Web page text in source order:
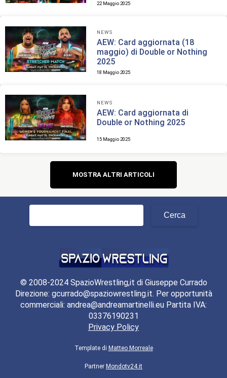
22 Maggio 2025
NEWS
AEW: Card aggiornata (18
maggio) di Double or Nothing
2025
18 Maggio 2025
NEWS
AEW: Card aggiornata di
Double or Nothing 2025
15 Maggio 2025
Navigazione
articoli
MOSTRA ALTRI ARTICOLI
© 2008-2024 SpazioWrestling,it di Giuseppe Currado
Direzione: gcurrado@spaziowrestling.it. Per opportunità
commerciali: andrea@andreamartinelli.eu Partita IVA:
03376190231
Privacy Policy
Template di Matteo Morreale
Partner Mondotv24.it